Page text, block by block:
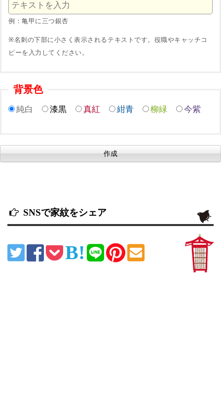
例：亀甲に三つ銀杏
※名刺の下部に小さく表示されるテキストです。役職やキャッチコ
ピーを入力してください。
背景色
純白 漆黒 真紅 紺青 柳緑 今紫
SNSで家紋をシェア